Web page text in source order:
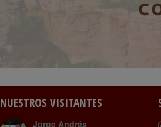
NUESTROS VISITANTES
Jorge Andrés